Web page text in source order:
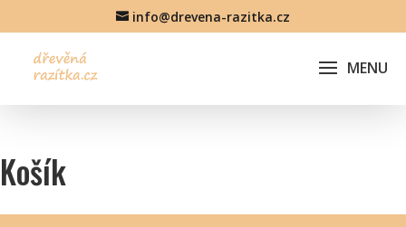
info@drevena-razitka.cz
Košík